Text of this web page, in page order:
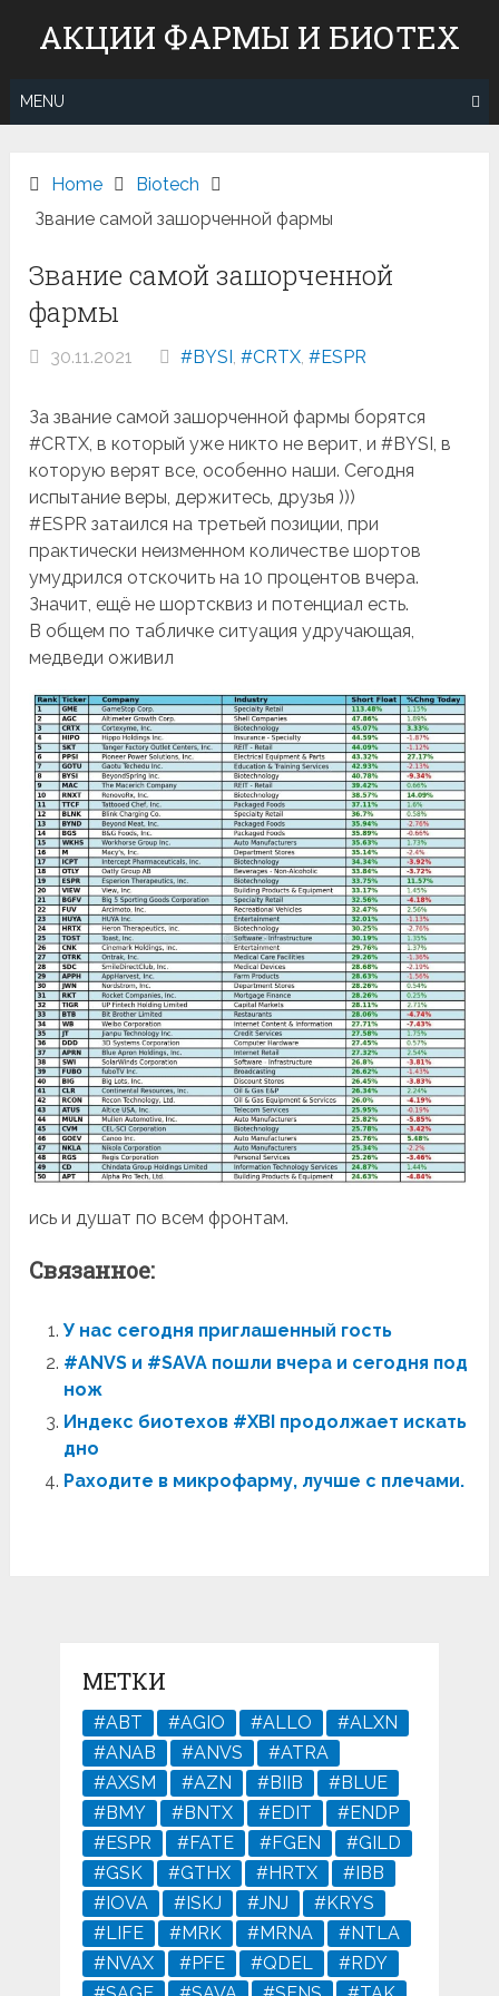
АКЦИИ ФАРМЫ И БИОТЕХ
MENU
Home
Вiotech
Звание самой зашорченной фармы
Звание самой зашорченной
фармы
30.11.2021 #BYSI ,#CRTX,#ESPR
За звание самой зашорченной фармы борятся
#CRTX, в который уже никто не верит, и #BYSI, в
которую верят все, особенно наши. Сегодня
испытание веры, держитесь, друзья )))
#ESPR затаился на третьей позиции, при
практически неизменном количестве шортов
умудрился отскочить на 10 процентов вчера.
Значит, ещё не шортсквиз и потенциал есть.
В общем по табличке ситуация удручающая,
медведи оживил
ись и душат по всем фронтам.
Связанное:
У нас сегодня приглашенный гость
#ANVS и #SAVA пошли вчера и сегодня под
нож
Индекс биотехов #XBI продолжает искать
дно
Pаходите в микрофарму, лучше с плечами.
МЕТКИ
#ABT #AGIO #ALLO
#ALXN
#ANAB
#ANVS
#ATRA
#AXSM
#AZN #BIIB
#BLUE
#BMY
#BNTX #EDIT
#ENDP
#ESPR
#FATE #FGEN
#GILD
#GSK
#GTHX #HRTX
#IBB
#IOVA
#ISKJ #JNJ
#KRYS
#LIFE
#MRK #MRNA
#NTLA
#NVAX
#PFE #QDEL
#RDY